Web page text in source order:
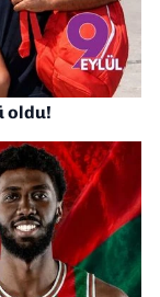
oldu!